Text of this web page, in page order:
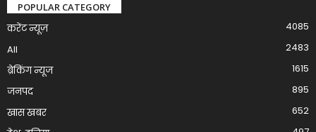
POPULAR CATEGORY
करेंट न्यूज़
4085
All
2483
ब्रेकिंग न्यूज
1615
जनपद
895
खास खबर
652